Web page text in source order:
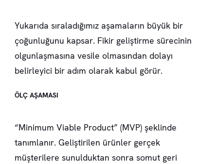
Yukarıda sıraladığımız aşamaların büyük bir
çoğunluğunu kapsar. Fikir geliştirme sürecinin
olgunlaşmasına vesile olmasından dolayı
belirleyici bir adım olarak kabul görür.
ÖLÇ AŞAMASI
“Minimum Viable Product” (MVP) şeklinde
tanımlanır. Geliştirilen ürünler gerçek
müşterilere sunulduktan sonra somut geri